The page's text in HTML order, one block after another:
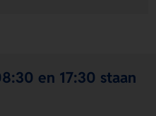
en 17:30 staan